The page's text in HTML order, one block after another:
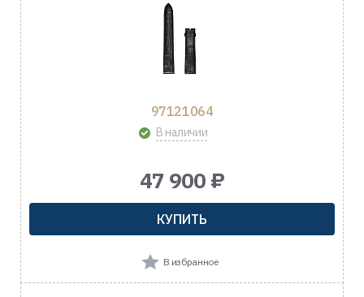
97121064
В наличии
47 900 ₽
КУПИТЬ
В избранное